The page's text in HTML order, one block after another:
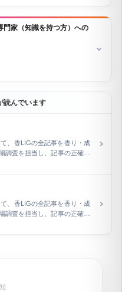
門家（知識を持つ方）への
読んでいます
、香LIGの全記事を香り・成
調査を担当し、記事の正確性
、現在は自身で運営するEC
で市場調査を担当していま
筆とメディア運営を行い、開
など、デジタルマーケティ
、香LIGの全記事を香り・成
調査を担当し、記事の正確性
など、デジタルマーケティ
。